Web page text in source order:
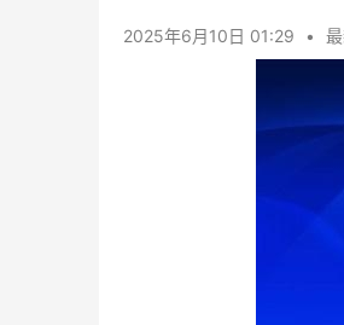
2025年6月10日 01:29 •